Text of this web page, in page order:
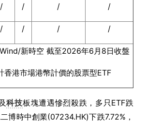
/ / / /
/ / / /
新時空 截至2026年6月8日收盤
香港市場港幣計價的股票型ETF
科技板塊遭遇慘烈殺跌，多只ETF跌
博時中創業(07234.HK)下跌7.72%，